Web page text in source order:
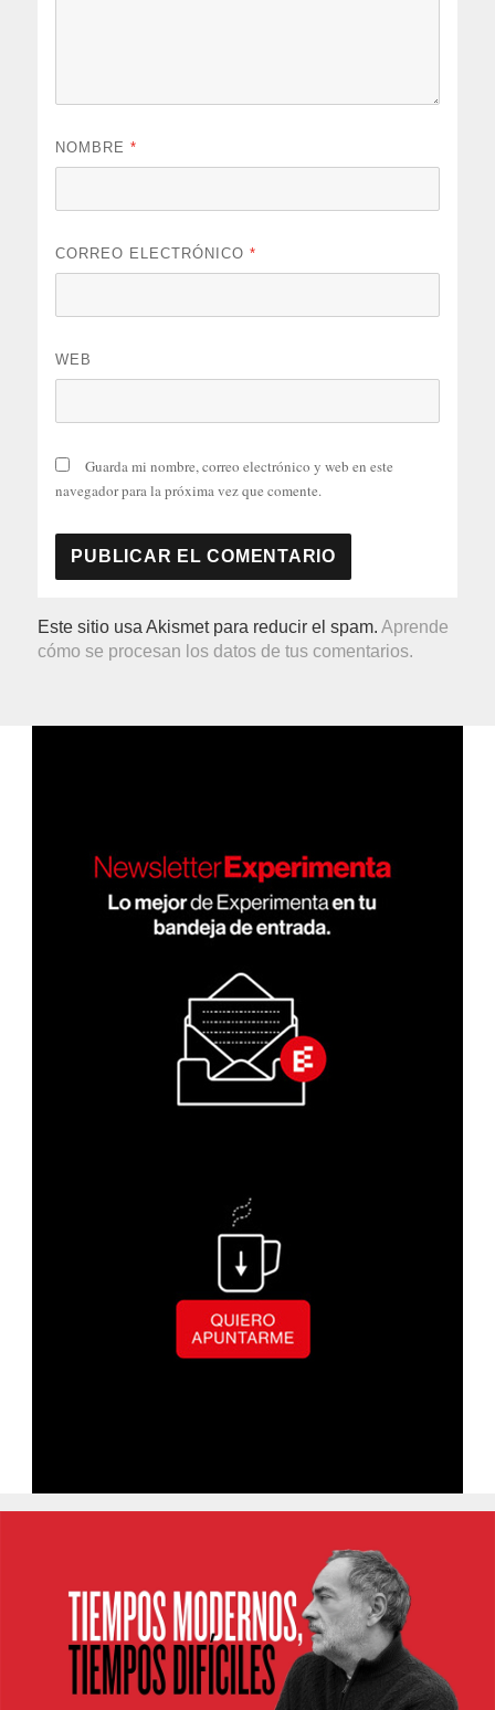
NOMBRE*
CORREO ELECTRÓNICO*
WEB
Guarda mi nombre, correo electrónico y web en este
navegador para la próxima vez que comente.
Este sitio usa Akismet para reducir el spam.Aprende
cómo se procesan los datos de tus comentarios.